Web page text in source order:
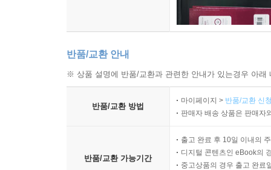
반품/교환 안내
※ 상품 설명에 반품/교환과 관련한 안내가 있는경우 아
반품/교환 방법
마이페이지 > 반품/교환 신
판매자 배송 상품은 판매자
반품/교환 가능기간
출고 완료 후 10일 이내의
디지털 콘텐츠인 eBook의
중고상품의 경우 출고 완료